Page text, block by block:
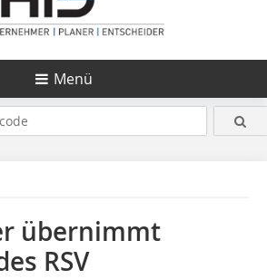
Menü
übernimmt
RSV